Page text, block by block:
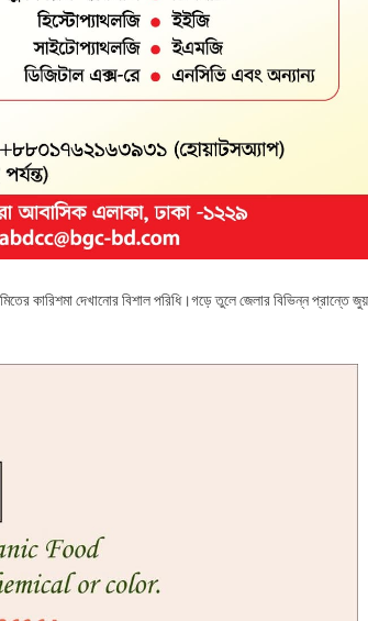
কারিশমা দেখানোর বিশাল পরিধি।গড়ে তুলে জেলার বিভিন্ন প্রান্তে